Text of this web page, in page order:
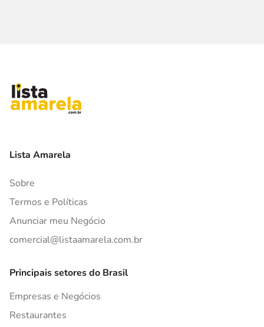
Lista Amarela
Sobre
Termos e Políticas
Anunciar meu Negócio
comercial@listaamarela.com.br
Principais setores do Brasil
Empresas e Negócios
Restaurantes